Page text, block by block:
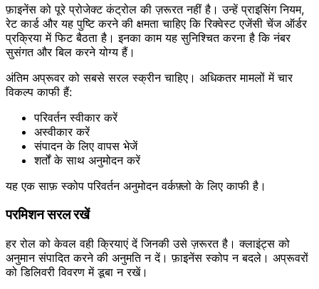
फ़ाइनेंस को पूरे प्रोजेक्ट कंट्रोल की ज़रूरत नहीं है। उन्हें प्राइसिंग नियम,
रेट कार्ड और यह पुष्टि करने की क्षमता चाहिए कि रिक्वेस्ट एजेंसी चेंज ऑर्डर
प्रक्रिया में फिट बैठता है। इनका काम यह सुनिश्चित करना है कि नंबर
सुसंगत और बिल करने योग्य हैं।
अंतिम अप्रूवर को सबसे सरल स्क्रीन चाहिए। अधिकतर मामलों में चार
विकल्प काफी हैं:
परिवर्तन स्वीकार करें
अस्वीकार करें
संपादन के लिए वापस भेजें
शर्तों के साथ अनुमोदन करें
यह एक साफ़ स्कोप परिवर्तन अनुमोदन वर्कफ़्लो के लिए काफी है।
परमिशन सरल रखें
हर रोल को केवल वही क्रियाएं दें जिनकी उसे ज़रूरत है। क्लाइंट्स को
अनुमान संपादित करने की अनुमति न दें। फ़ाइनेंस स्कोप न बदले। अप्रूवरों
को डिलिवरी विवरण में डूबा न रखें।